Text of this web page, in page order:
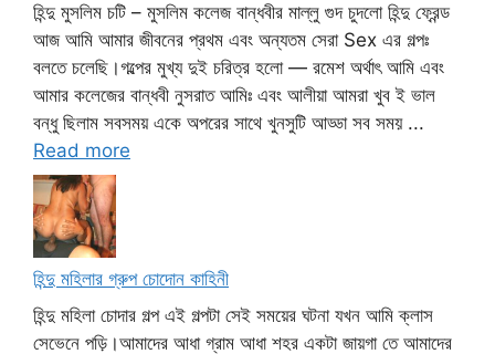
হিন্দু মুসলিম চটি – মুসলিম কলেজ বান্ধবীর মাল্লু গুদ চুদলো হিন্দু ফ্রেন্ড
আজ আমি আমার জীবনের প্রথম এবং অন্যতম সেরা Sex এর গল্পঃ
বলতে চলেছি।গল্পের মুখ্য দুই চরিত্র হলো — রমেশ অর্থাৎ আমি এবং
আমার কলেজের বান্ধবী নুসরাত আমিঃ এবং আলীয়া আমরা খুব ই ভাল
বন্ধু ছিলাম সবসময় একে অপরের সাথে খুনসুটি আড্ডা সব সময় ...
Read more
হিন্দু মহিলার গ্রুপ চোদোন কাহিনী
হিন্দু মহিলা চোদার গল্প এই গল্পটা সেই সময়ের ঘটনা যখন আমি ক্লাস
সেভেনে পড়ি।আমাদের আধা গ্রাম আধা শহর একটা জায়গা তে আমাদের